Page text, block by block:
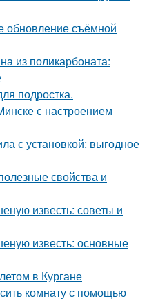
обновление съёмной
из поликарбоната:
подростка.
с настроением
с установкой: выгодное
свойства и
известь: советы и
известь: основные
в Кургане
комнату с помощью